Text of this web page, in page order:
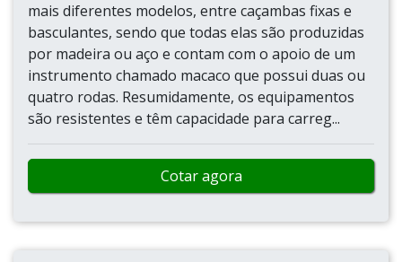
mais diferentes modelos, entre caçambas fixas e
basculantes, sendo que todas elas são produzidas
por madeira ou aço e contam com o apoio de um
instrumento chamado macaco que possui duas ou
quatro rodas. Resumidamente, os equipamentos
são resistentes e têm capacidade para carreg...
Cotar agora